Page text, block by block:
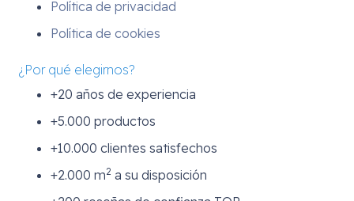
Política de privacidad
Política de cookies
¿Por qué elegirnos?
+20 años de experiencia
+5.000 productos
+10.000 clientes satisfechos
+2.000 m2 a su disposición